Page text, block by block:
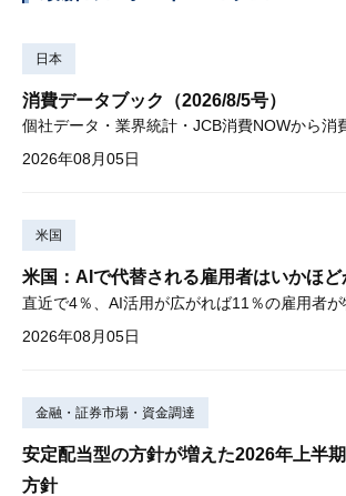
日本
消費データブック（2026/8/5号）
2026年08月05日
米国
米国：AIで代替される雇用者はいかほど
2026年08月05日
金融・証券市場・資金調達
安定配当型の方針が増えた2026年上半
方針